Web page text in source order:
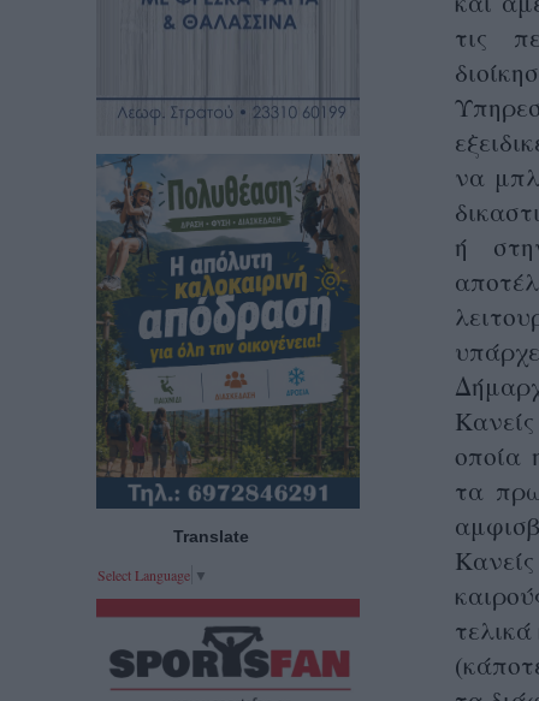
τις
να
ή
οποία
τα
Translate
Select Language ▼